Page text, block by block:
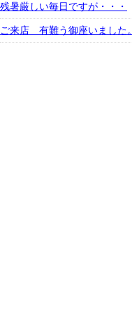
残暑厳しい毎日ですが・・・
ご来店 有難う御座いました。